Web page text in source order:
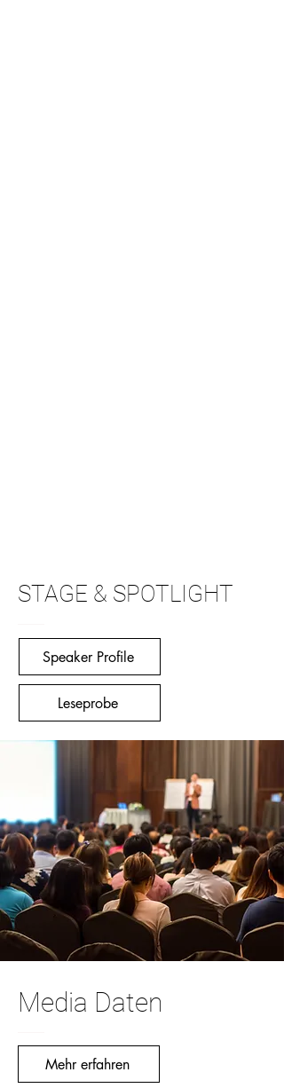
STAGE & SPOTLIGHT
Speaker Profile
Leseprobe
Media Daten
Mehr erfahren